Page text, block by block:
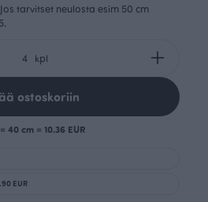
tarvitset neulosta esim 50 cm
kpl
ostoskoriin
40 cm = 10.36 EUR
EUR